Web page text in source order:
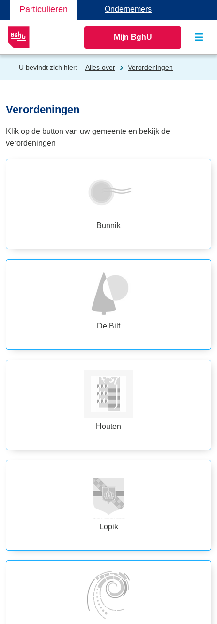
Particulieren Ondernemers
Mijn BghU
U bevindt zich hier: Alles over Verordeningen
Verordeningen
Klik op de button van uw gemeente en bekijk de
verordeningen
Bunnik
De Bilt
Houten
Lopik